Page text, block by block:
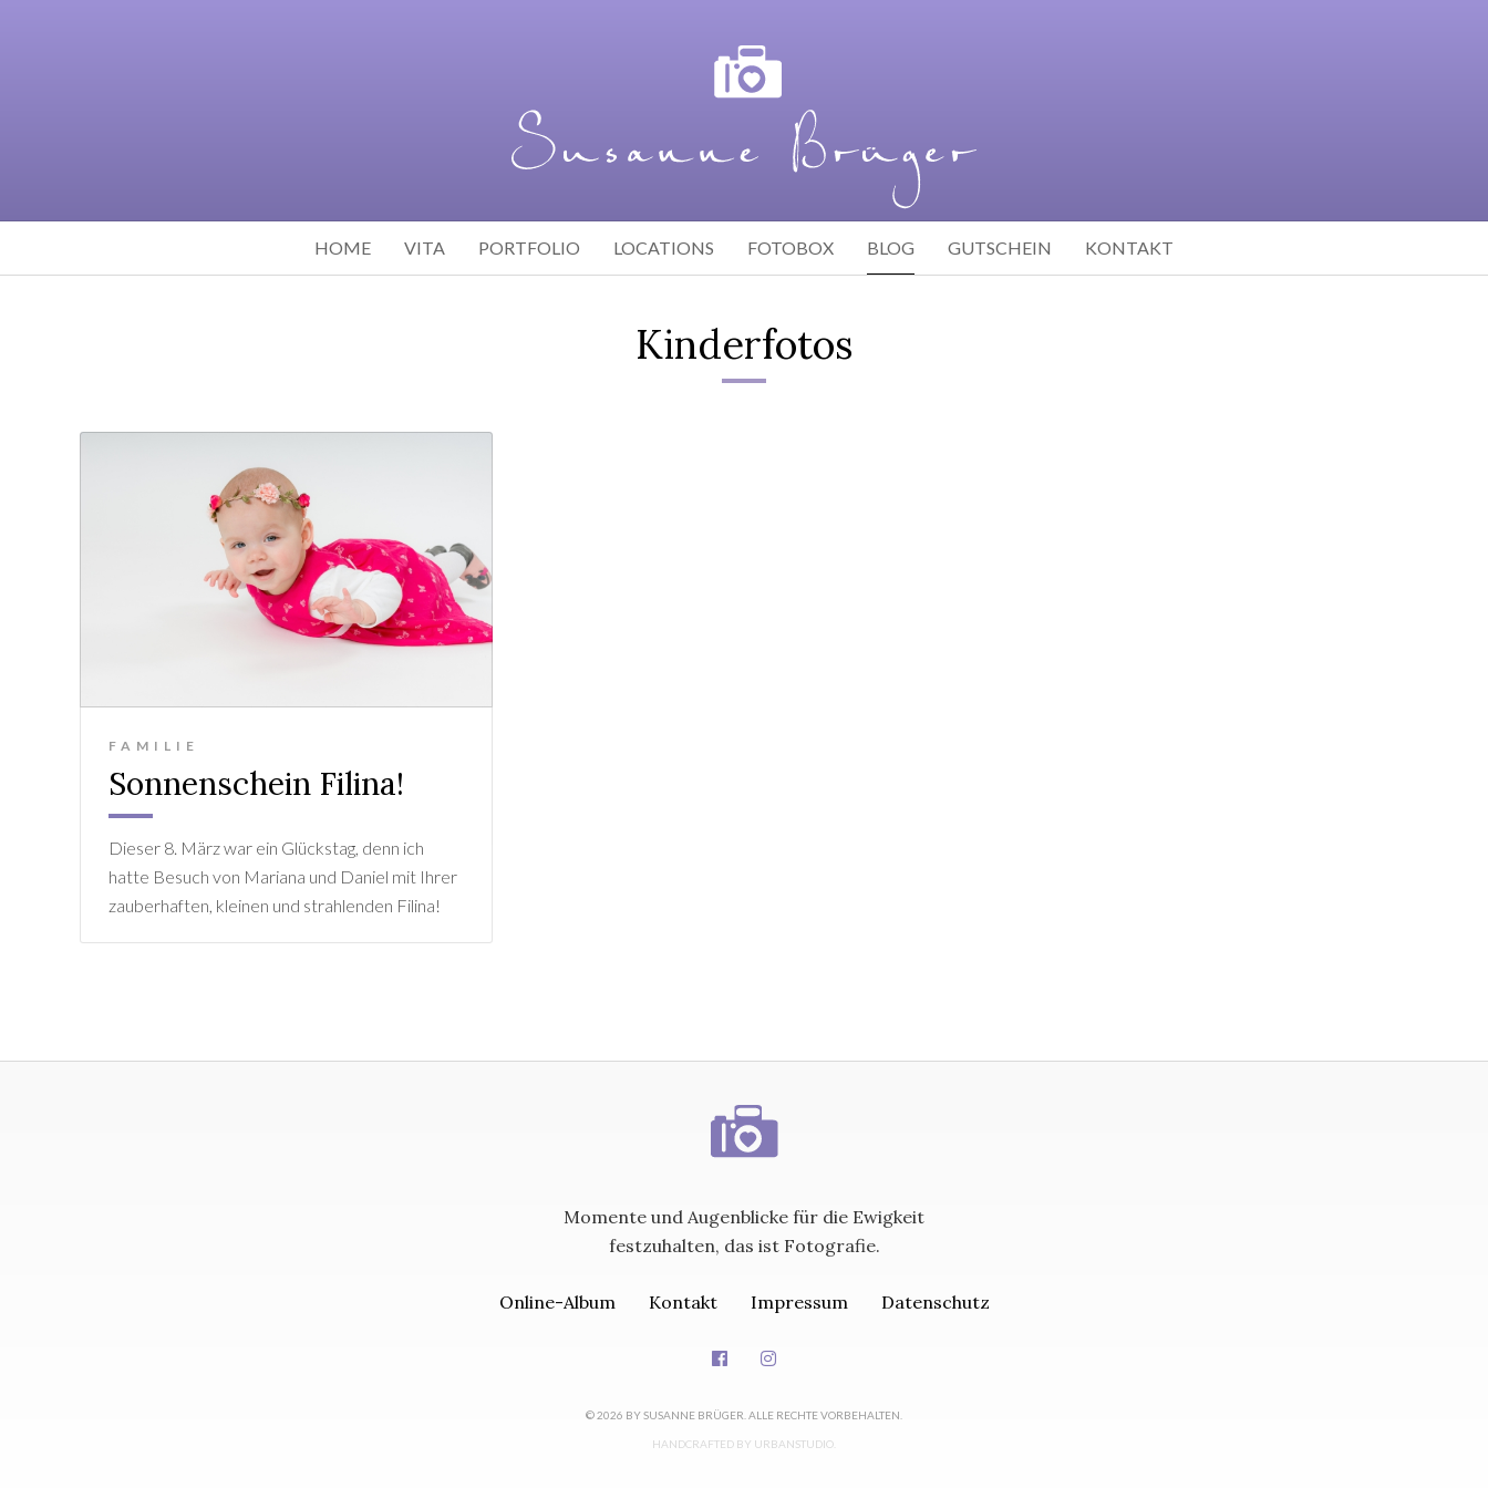
HOME VITA PORTFOLIO LOCATIONS FOTOBOX BLOG GUTSCHEIN KONTAKT
Kinderfotos
FAMILIE
Sonnenschein Filina!
Dieser 8. März war ein Glückstag, denn ich
hatte Besuch von Mariana und Daniel mit Ihrer
zauberhaften, kleinen und strahlenden Filina!
Momente und Augenblicke für die Ewigkeit
festzuhalten, das ist Fotografie.
Online-Album Kontakt Impressum Datenschutz
© 2026 BY SUSANNE BRÜGER. ALLE RECHTE VORBEHALTEN.
HANDCRAFTED BY URBANSTUDIO